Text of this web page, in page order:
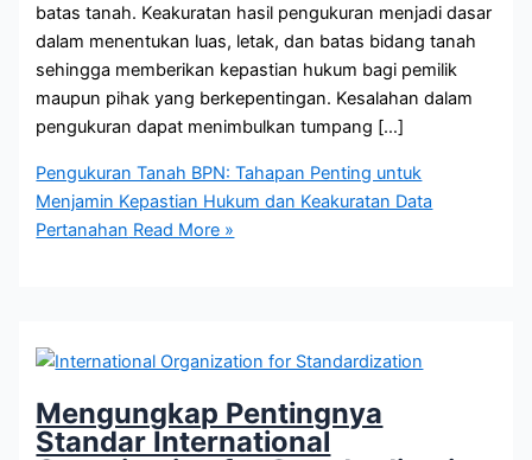
batas tanah. Keakuratan hasil pengukuran menjadi dasar
dalam menentukan luas, letak, dan batas bidang tanah
sehingga memberikan kepastian hukum bagi pemilik
maupun pihak yang berkepentingan. Kesalahan dalam
pengukuran dapat menimbulkan tumpang […]
Pengukuran Tanah BPN: Tahapan Penting untuk
Menjamin Kepastian Hukum dan Keakuratan Data
Pertanahan Read More »
Mengungkap Pentingnya
Standar International